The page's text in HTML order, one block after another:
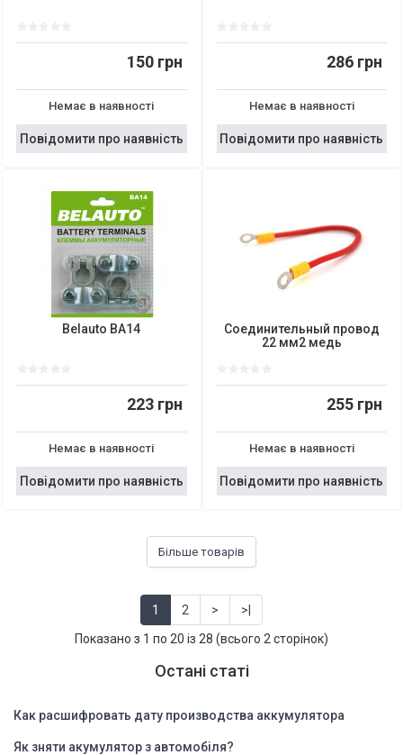
150 грн
Немає в наявності
Повідомити про наявність
286 грн
Немає в наявності
Повідомити про наявність
Belauto BA14
223 грн
Немає в наявності
Повідомити про наявність
Соединительный провод
22 мм2 медь
255 грн
Немає в наявності
Повідомити про наявність
Більше товарів
1 2 >
>|
Показано з 1 по 20 із 28 (всього 2 сторінок)
Остані статі
Как расшифровать дату производства аккумулятора
Як зняти акумулятор з автомобіля?